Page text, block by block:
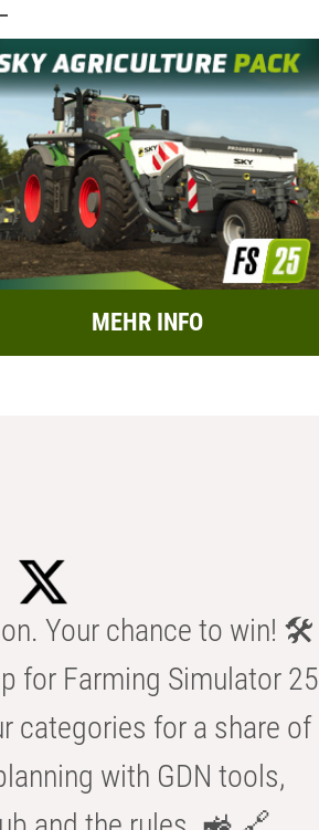
MEHR INFO
Your chance to win! 🛠️
for Farming Simulator 25
categories for a share of
with GDN tools,